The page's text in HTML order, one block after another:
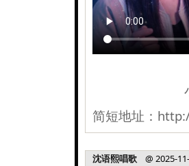
简短地址：
沈语熙唱歌 @ 2025-